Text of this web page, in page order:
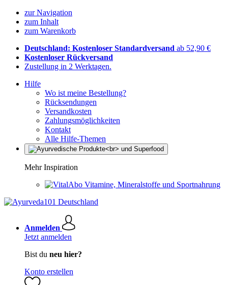
zur Navigation
zum Inhalt
zum Warenkorb
Deutschland: Kostenloser Standardversand ab 52,90 €
Kostenloser Rückversand
Zustellung in 2 Werktagen.
Hilfe
Wo ist meine Bestellung?
Rücksendungen
Versandkosten
Zahlungsmöglichkeiten
Kontakt
Alle Hilfe-Themen
Mehr Inspiration
Vitamine, Mineralstoffe und Sportnahrung
Anmelden
Jetzt anmelden
Bist du neu hier?
Konto erstellen